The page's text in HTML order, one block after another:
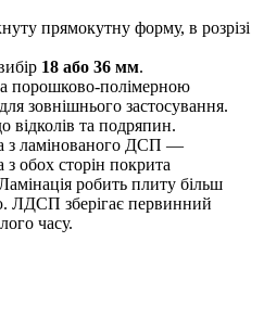
прямокутну форму, в розрізі
18 або 36 мм.
порошково-полімерною
зовнішнього застосування.
відколів та подряпин.
з ламінованого ДСП —
обох сторін покрита
робить плиту більш
ЛДСП зберігає первинний
часу.